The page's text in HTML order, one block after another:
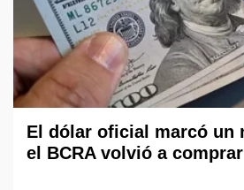
El dólar oficial marcó un
el BCRA volvió a